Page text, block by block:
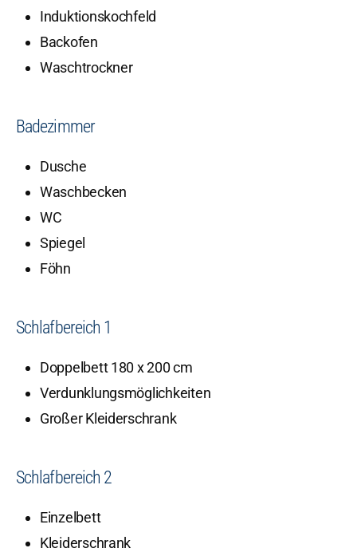
Induktionskochfeld
Backofen
Waschtrockner
Badezimmer
Dusche
Waschbecken
WC
Spiegel
Föhn
Schlafbereich 1
Doppelbett 180 x 200 cm
Verdunklungsmöglichkeiten
Großer Kleiderschrank
Schlafbereich 2
Einzelbett
Kleiderschrank